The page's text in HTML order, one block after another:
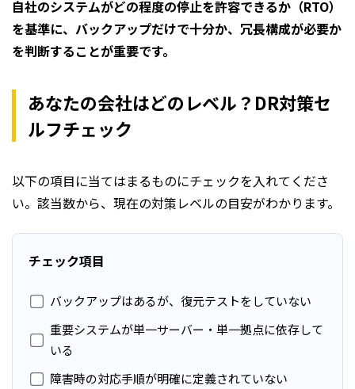
自社のシステムがどの程度の停止を許容できるか（RTO）
を基準に、バックアップだけで十分か、冗長構成が必要か
を判断することが重要です。
あなたの会社はどのレベル？DR対策セ
ルフチェック
以下の項目に当てはまるものにチェックを入れてくださ
い。該当数から、現在の対策レベルの目安がわかります。
チェック項目
バックアップはあるが、復元テストをしていない
重要システムが単一サーバー・単一拠点に依存して
いる
障害時の対応手順が明確に定義されていない